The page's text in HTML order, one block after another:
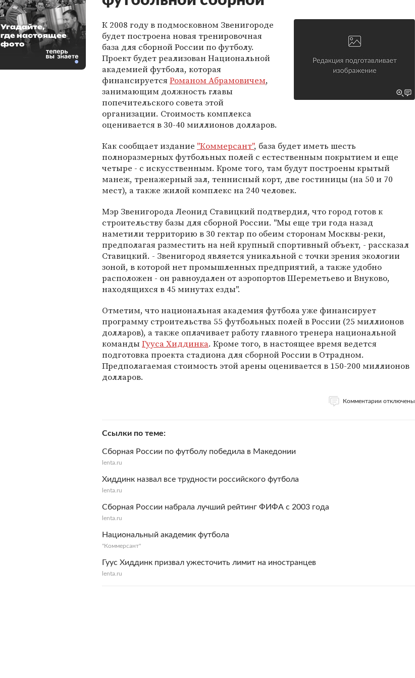
К 2008 году в подмосковном Звенигороде
будет построена новая тренировочная
база для сборной России по футболу.
Проект будет реализован Национальной
академией футбола, которая
финансируетсяРоманом Абрамовичем,
занимающим должность главы
попечительского совета этой
организации. Стоимость комплекса
оценивается в 30-40 миллионов долларов.
Как сообщает издание "Коммерсант", база будет иметь шесть
полноразмерных футбольных полей с естественным покрытием и еще
четыре - с искусственным. Кроме того, там будут построены крытый
манеж, тренажерный зал, теннисный корт, две гостиницы (на 50 и 70
мест), а также жилой комплекс на 240 человек.
Мэр Звенигорода Леонид Ставицкий подтвердил, что город готов к
строительству базы для сборной России. "Мы еще три года назад
наметили территорию в 30 гектар по обеим сторонам Москвы-реки,
предполагая разместить на ней крупный спортивный объект, - рассказал
Ставицкий. - Звенигород является уникальной с точки зрения экологии
зоной, в которой нет промышленных предприятий, а также удобно
расположен - он равноудален от аэропортов Шереметьево и Внуково,
находящихся в 45 минутах езды".
Отметим, что национальная академия футбола уже финансирует
программу строительства 55 футбольных полей в России (25 миллионов
долларов), а также оплачивает работу главного тренера национальной
командыГууса Хиддинка. Кроме того, в настоящее время ведется
подготовка проекта стадиона для сборной России в Отрадном.
Предполагаемая стоимость этой арены оценивается в 150-200 миллионов
долларов.
Комментарии отключены
Ссылки по теме
Сборная России по футболу победила в Македонии
lenta.ru
Хиддинк назвал все трудности российского футбола
lenta.ru
Сборная России набрала лучший рейтинг ФИФА с 2003 года
lenta.ru
Национальный академик футбола
"Коммерсант"
Гуус Хиддинк призвал ужесточить лимит на иностранцев
lenta.ru
Угадайте,
где настоящее
фото